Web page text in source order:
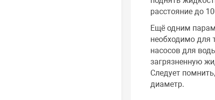
расстояние до
Ещё одним
необходимо для
насосов для
загрязненную
Следует
диаметр.